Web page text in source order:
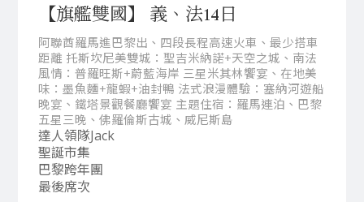
【旗艦雙國】 義、法14日
阿聯酋羅馬進巴黎出、四段長程高速火車、最少搭車
距離 托斯坎尼美雙城：聖吉米納諾+天空之城、南法
風情：普羅旺斯+蔚藍海岸 三星米其林饗宴、在地美
味：墨魚麵+龍蝦+油封鴨 法式浪漫體驗：塞納河遊船
晚宴、鐵塔景觀餐廳饗宴 主題住宿：羅馬連泊、巴黎
五星三晚、佛羅倫斯古城、威尼斯島
達人領隊Jack
聖誕市集
巴黎跨年團
最後席次